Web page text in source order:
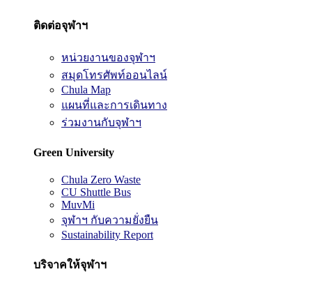
ติดต่อจุฬาฯ
หน่วยงานของจุฬาฯ
สมุดโทรศัพท์ออนไลน์
Chula Map
แผนที่และการเดินทาง
ร่วมงานกับจุฬาฯ
Green University
Chula Zero Waste
CU Shuttle Bus
MuvMi
จุฬาฯ กับความยั่งยืน
Sustainability Report
บริจาคให้จุฬาฯ